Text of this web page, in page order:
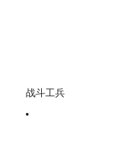
战斗工兵